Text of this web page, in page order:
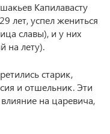
Капилавасту
лет, успел жениться
славы), и у них
на лету).
старик,
и отшельник. Эти
на царевича,